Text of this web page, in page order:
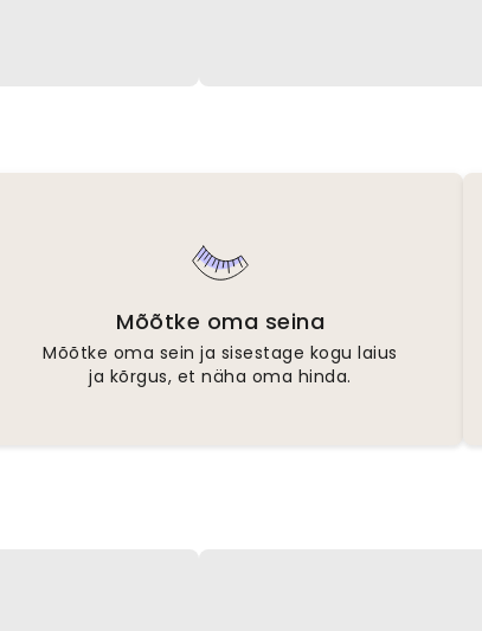
Mõõtke oma seina
Mõõtke oma sein ja sisestage kogu laius
ja kõrgus, et näha oma hinda.